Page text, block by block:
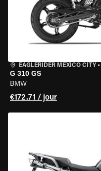
EAGLERIDER MEXICO CITY •
G 310 GS
BMW
€172.71 / jour